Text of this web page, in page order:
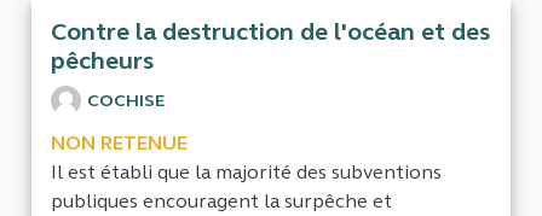
Contre la destruction de l'océan et des
pêcheurs
COCHISE
NON RETENUE
Il est établi que la majorité des subventions
publiques encouragent la surpêche et